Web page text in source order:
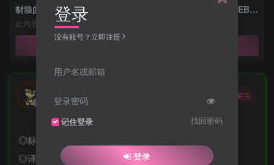
豺狼的日子.全10集中文字幕.2024.Repack.2160p.NOW.WEB-DL.H.265.HLG.DDP5.1
此内容为免费资源，请登录后查看
酒醒只在花前坐，酒醉还来花下眠。
关注
◎标 题 豺狼的日子
◎译 名 豺狼的日子(剧版) / 财狼之日
登录
没有账号？立即注册
用户名或邮箱
登录密码
记住登录 找回密码
登录